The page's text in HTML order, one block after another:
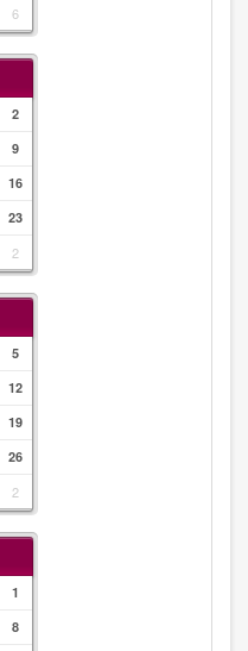
6
2
9
16
23
2
5
12
19
26
2
1
8